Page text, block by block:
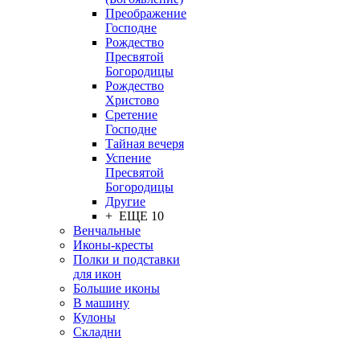
Преображение
Господне
Рождество
Пресвятой
Богородицы
Рождество
Христово
Сретение
Господне
Тайная вечеря
Успение
Пресвятой
Богородицы
Другие
+ ЕЩЕ 10
Венчальные
Иконы-кресты
Полки и подставки
для икон
Большие иконы
В машину
Кулоны
Складни